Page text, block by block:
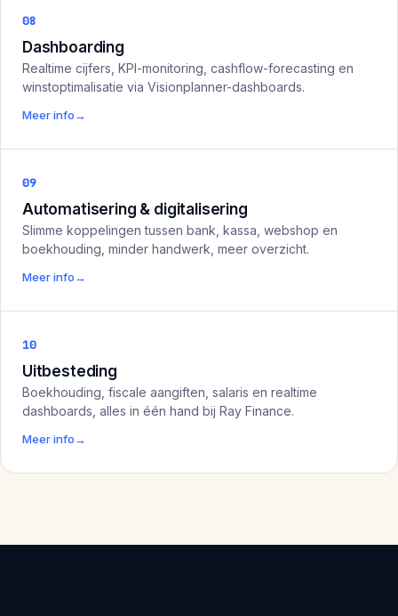
08
Dashboarding
Realtime cijfers, KPI-monitoring, cashflow-forecasting en
winstoptimalisatie via Visionplanner-dashboards.
Meer info→
09
Automatisering & digitalisering
Slimme koppelingen tussen bank, kassa, webshop en
boekhouding, minder handwerk, meer overzicht.
Meer info→
10
Uitbesteding
Boekhouding, fiscale aangiften, salaris en realtime
dashboards, alles in één hand bij Ray Finance.
Meer info→